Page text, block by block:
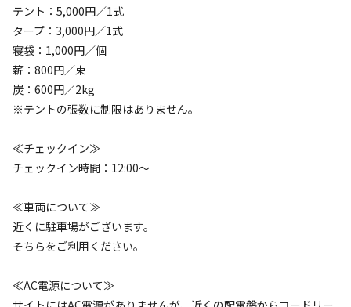
テント：5,000円／1式
タープ：3,000円／1式
寝袋：1,000円／個
薪：800円／束
炭：600円／2kg
※テントの張数に制限はありません。
≪チェックイン≫
チェックイン時間：12:00～
≪車両について≫
近くに駐車場がございます。
そちらをご利用ください。
≪AC電源について≫
#体験アクティビティ
# ドローンOK
農業体験 #釣り
#絶景 #天体観測